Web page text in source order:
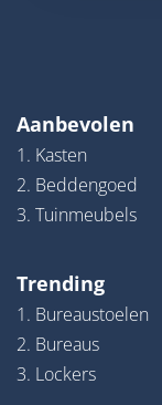
Aanbevolen
1. Kasten
2. Beddengoed
3. Tuinmeubels
Trending
1. Bureaustoelen
2. Bureaus
3. Lockers